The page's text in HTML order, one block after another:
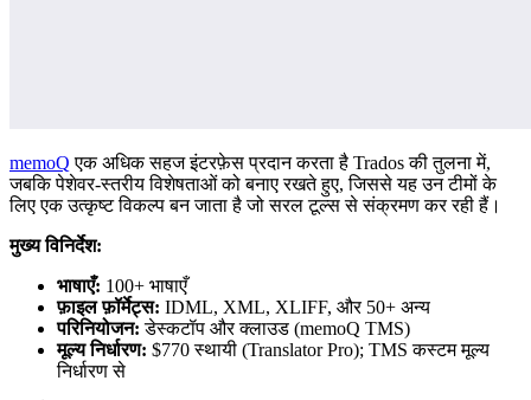
memoQ एक अधिक सहज इंटरफ़ेस प्रदान करता है Trados की तुलना में,
जबकि पेशेवर-स्तरीय विशेषताओं को बनाए रखते हुए, जिससे यह उन टीमों के
लिए एक उत्कृष्ट विकल्प बन जाता है जो सरल टूल्स से संक्रमण कर रही हैं।
मुख्य विनिर्देश:
भाषाएँ: 100+ भाषाएँ
फ़ाइल फ़ॉर्मेट्स: IDML, XML, XLIFF, और 50+ अन्य
परिनियोजन: डेस्कटॉप और क्लाउड (memoQ TMS)
मूल्य निर्धारण: $770 स्थायी (Translator Pro); TMS कस्टम मूल्य
निर्धारण से